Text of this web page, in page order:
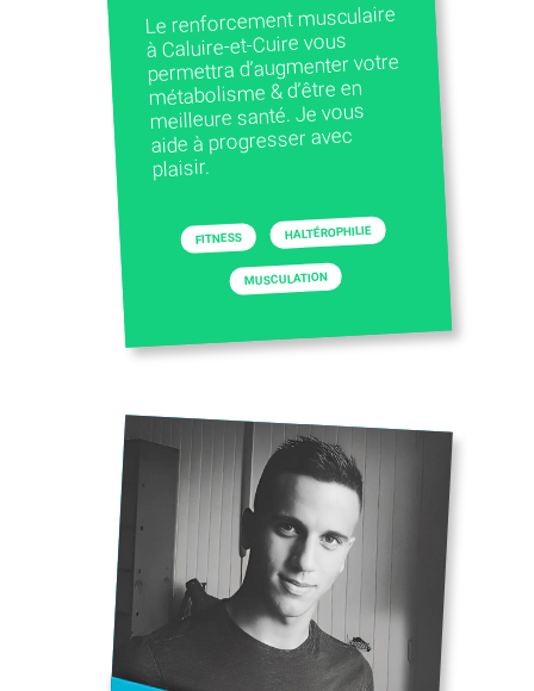
Le renforcement musculaire
à Caluire-et-Cuire vous
permettra d’augmenter votre
métabolisme & d’être en
meilleure santé. Je vous
aide à progresser avec
plaisir.
FITNESS HALTÉROPHILIE
MUSCULATION